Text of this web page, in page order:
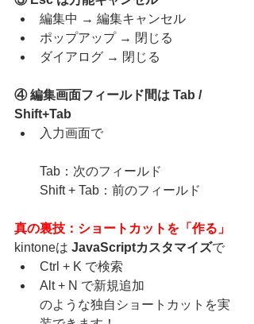
編集中 → 編集キャンセル
ポップアップ → 閉じる
ダイアログ → 閉じる
④ 編集画面フィールド間は Tab /
Shift+Tab
入力画面で
Tab：次のフィールド
Shift + Tab：前のフィールド
真の裏技：ショートカットを「作る」
kintoneは JavaScriptカスタマイズで
Ctrl + K で検索
Alt + N で新規追加
のような独自ショートカットを実